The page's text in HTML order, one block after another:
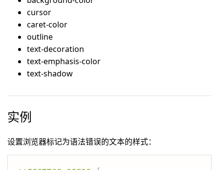
cursor
caret-color
outline
text-decoration
text-emphasis-color
text-shadow
实例
设置浏览器标记为语法错误的文本的样式：